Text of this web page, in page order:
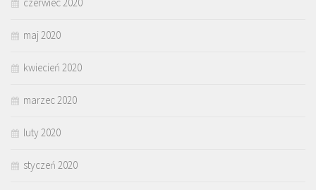
maj 2020
kwiecień 2020
marzec 2020
luty 2020
styczeń 2020